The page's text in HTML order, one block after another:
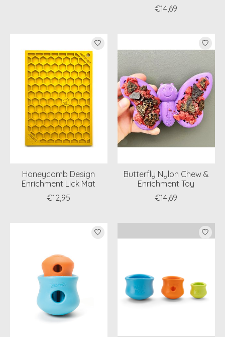
€14,69
Honeycomb Design
Enrichment Lick Mat
€12,95
Butterfly Nylon Chew &
Enrichment Toy
€14,69